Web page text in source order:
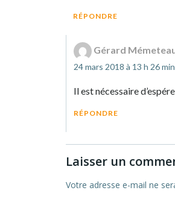
RÉPONDRE
Gérard
24 mars 2018 à 13 h 26 min
Il est nécessaire
RÉPONDRE
Laisser un
Votre adresse e-mail ne